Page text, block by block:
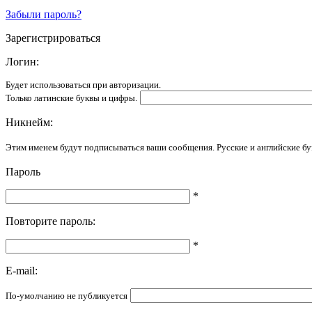
Забыли пароль?
Зарегистрироваться
Логин:
Будет использоваться при авторизации.
Только латинские буквы и цифры.
Никнейм:
Этим именем будут подписываться ваши сообщения. Русские и английские
Пароль
*
Повторите пароль:
*
E-mail:
По-умолчанию не публикуется